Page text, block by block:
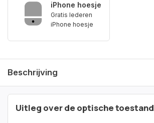
iPhone hoesje
Gratis lederen
iPhone hoesje
Beschrijving
Uitleg over de optische toestand